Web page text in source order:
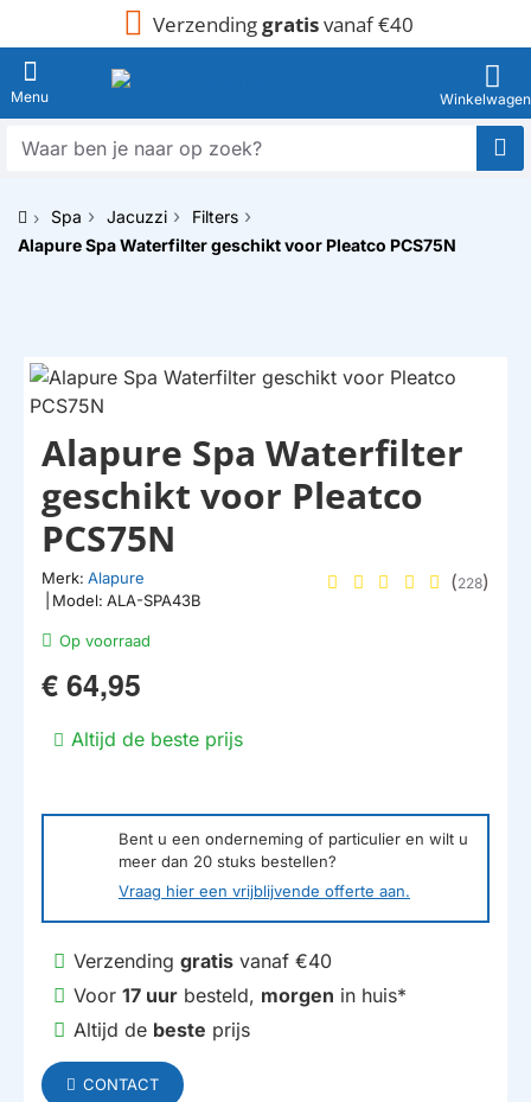
Verzendinggratisvanaf €40
Waar
naar
oph
Spa Jacuzzi
Filters
Alapure Spa Waterfilter geschikt voor Pleatco PCS75N
HUISMERK
Op voorraad
Alapure Spa Waterfilter
geschikt voor Pleatco
PCS75N
Merk: Alapure
Model: ALA-SPA43B
(228)
€ 64,95
Altijd de beste prijs
Bent u een onderneming of particulier en wilt u
meer dan 20 stuks bestellen?
Vraag hier een vrijblijvende offerte aan.
Verzending gratis vanaf €40
Voor 17 uur besteld, morgen in huis*
Altijd de beste prijs
CONTACT